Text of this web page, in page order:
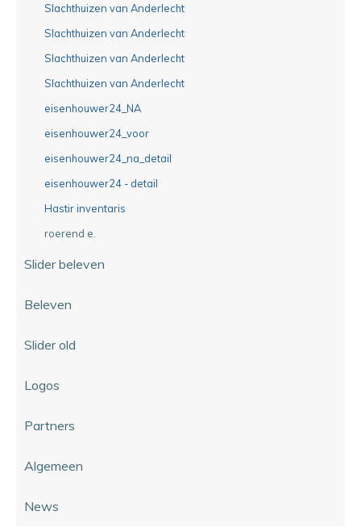
Slachthuizen van Anderlecht
Slachthuizen van Anderlecht
Slachthuizen van Anderlecht
Slachthuizen van Anderlecht
eisenhouwer24_NA
eisenhouwer24_voor
eisenhouwer24_na_detail
eisenhouwer24 - detail
Hastir inventaris
roerend e.
Slider beleven
Beleven
Slider old
Logos
Partners
Algemeen
News